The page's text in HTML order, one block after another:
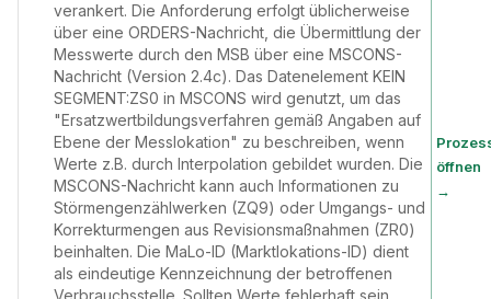
verankert. Die Anforderung erfolgt üblicherweise
über eine ORDERS-Nachricht, die Übermittlung der
Messwerte durch den MSB über eine MSCONS-
Nachricht (Version 2.4c). Das Datenelement KEIN
SEGMENT:ZS0 in MSCONS wird genutzt, um das
"Ersatzwertbildungsverfahren gemäß Angaben auf
Ebene der Messlokation" zu beschreiben, wenn
Werte z.B. durch Interpolation gebildet wurden. Die
MSCONS-Nachricht kann auch Informationen zu
Störmengenzählwerken (ZQ9) oder Umgangs- und
Korrekturmengen aus Revisionsmaßnahmen (ZR0)
beinhalten. Die MaLo-ID (Marktlokations-ID) dient
als eindeutige Kennzeichnung der betroffenen
Verbrauchsstelle. Sollten Werte fehlerhaft sein,
öffnen
→